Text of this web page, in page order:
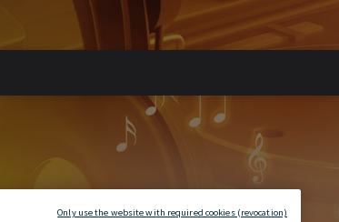
Only use the website with required cookies (revocation)